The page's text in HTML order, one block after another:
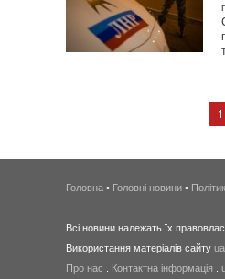
1
Головна • Головні новини •
Всі новини належать їх
Використання матеріалів сайту
Про нас
Контактна інформація